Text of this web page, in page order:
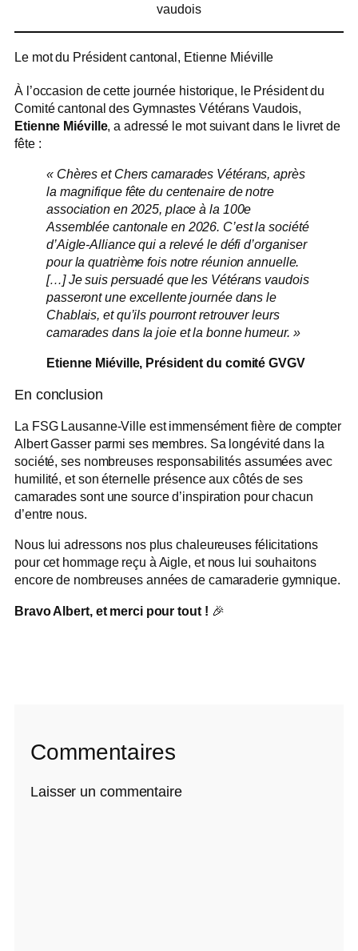
vaudois
Le mot du Président cantonal, Etienne Miéville
À l’occasion de cette journée historique, le Président du
Comité cantonal des Gymnastes Vétérans Vaudois,
Etienne Miéville, a adressé le mot suivant dans le livret de
fête :
« Chères et Chers camarades Vétérans, après
la magnifique fête du centenaire de notre
association en 2025, place à la 100e
Assemblée cantonale en 2026. C’est la société
d’Aigle-Alliance qui a relevé le défi d’organiser
pour la quatrième fois notre réunion annuelle.
[…] Je suis persuadé que les Vétérans vaudois
passeront une excellente journée dans le
Chablais, et qu’ils pourront retrouver leurs
camarades dans la joie et la bonne humeur. »
Etienne Miéville, Président du comité GVGV
En conclusion
La FSG Lausanne-Ville est immensément fière de compter
Albert Gasser parmi ses membres. Sa longévité dans la
société, ses nombreuses responsabilités assumées avec
humilité, et son éternelle présence aux côtés de ses
camarades sont une source d’inspiration pour chacun
d’entre nous.
Nous lui adressons nos plus chaleureuses félicitations
pour cet hommage reçu à Aigle, et nous lui souhaitons
encore de nombreuses années de camaraderie gymnique.
Bravo Albert, et merci pour tout ! 🎉
Commentaires
Laisser un commentaire